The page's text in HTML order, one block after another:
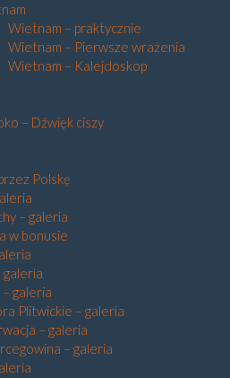
Wietnam – praktycznie
Wietnam – Pierwsze wrażenia
Wietnam – Kalejdoskop
– Dźwięk ciszy
Polskę
– galeria
w bonusie
galeria
galeria
Plitwickie – galeria
– galeria
– galeria